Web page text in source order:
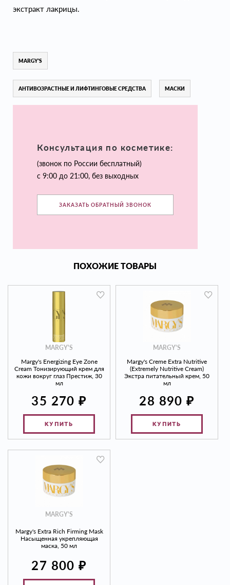
экстракт лакрицы.
MARGY'S
АНТИВОЗРАСТНЫЕ И ЛИФТИНГОВЫЕ СРЕДСТВА МАСКИ
Консультация по косметике:
(звонок по России бесплатный)
с 9:00 до 21:00, без выходных
ЗАКАЗАТЬ ОБРАТНЫЙ ЗВОНОК
ПОХОЖИЕ ТОВАРЫ
MARGY'S
Margy's Energizing Eye Zone
Cream Тонизирующий крем для
кожи вокруг глаз Престиж, 30
мл
35 270₽
КУПИТЬ
MARGY'S
Margy's Creme Extra Nutritive
(Extremely Nutritive Cream)
Экстра питательный крем, 50
мл
28 890₽
КУПИТЬ
MARGY'S
Margy's Extra Rich Firming Mask
Насыщенная укрепляющая
маска, 50 мл
27 800₽